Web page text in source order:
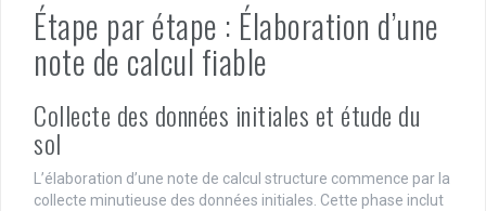
Étape par étape : Élaboration d’une
note de calcul fiable
Collecte des données initiales et étude du
sol
L’élaboration d’une note de calcul structure commence par la
collecte minutieuse des données initiales. Cette phase inclut